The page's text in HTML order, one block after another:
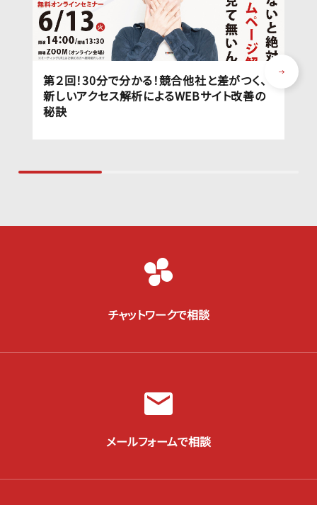
第２回！30分で分かる！競合他社と差がつく、
新しいアクセス解析によるWEBサイト改善の
秘訣
チャットワークで相談
メールフォームで相談